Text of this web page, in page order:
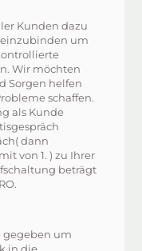
Kunden dazu
um
Wir möchten
Sorgen helfen
schaffen.
als Kunde
dann
von 1. ) zu Ihrer
beträgt
gegeben um
in die